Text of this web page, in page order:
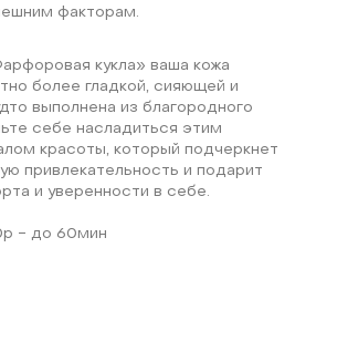
факторам.
кукла» ваша кожа
более гладкой, сияющей и
выполнена из благородного
себе насладиться этим
красоты, который подчеркнет
привлекательность и подарит
и уверенности в себе.
- до 60мин